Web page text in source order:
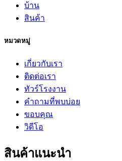
บ้าน
สินค้า
หมวดหมู่
เกี่ยวกับเรา
ติดต่อเรา
ทัวร์โรงงาน
คำถามที่พบบ่อย
ขอบคุณ
วิดีโอ
สินค้าแนะนำ